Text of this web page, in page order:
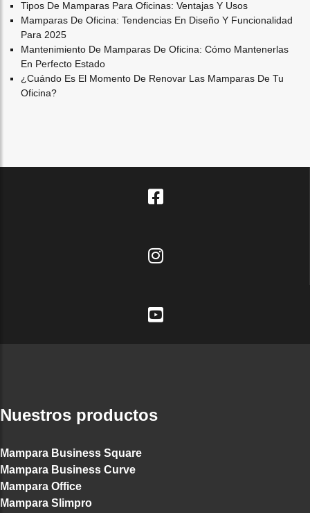
Tipos De Mamparas Para Oficinas: Ventajas Y Usos
Mamparas De Oficina: Tendencias En Diseño Y Funcionalidad
Para 2025
Mantenimiento De Mamparas De Oficina: Cómo Mantenerlas
En Perfecto Estado
¿cuándo Es El Momento De Renovar Las Mamparas De Tu
Oficina?
Nuestros productos
Mampara Business Square
Mampara Business Curve
Mampara Office
Mampara Slimpro